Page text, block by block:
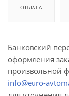
ОПЛАТА
Банковский
оформления
произвольной
info@euro-